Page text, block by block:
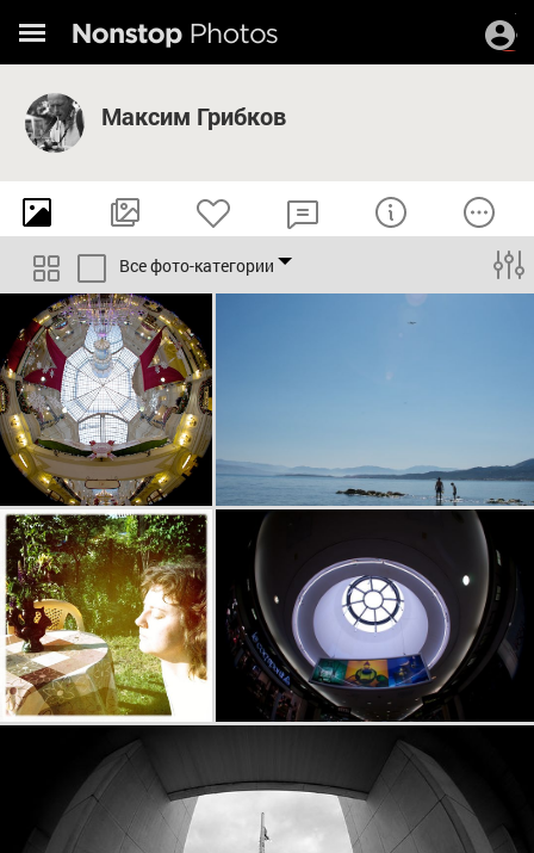
Максим Грибков
Все фото-категории